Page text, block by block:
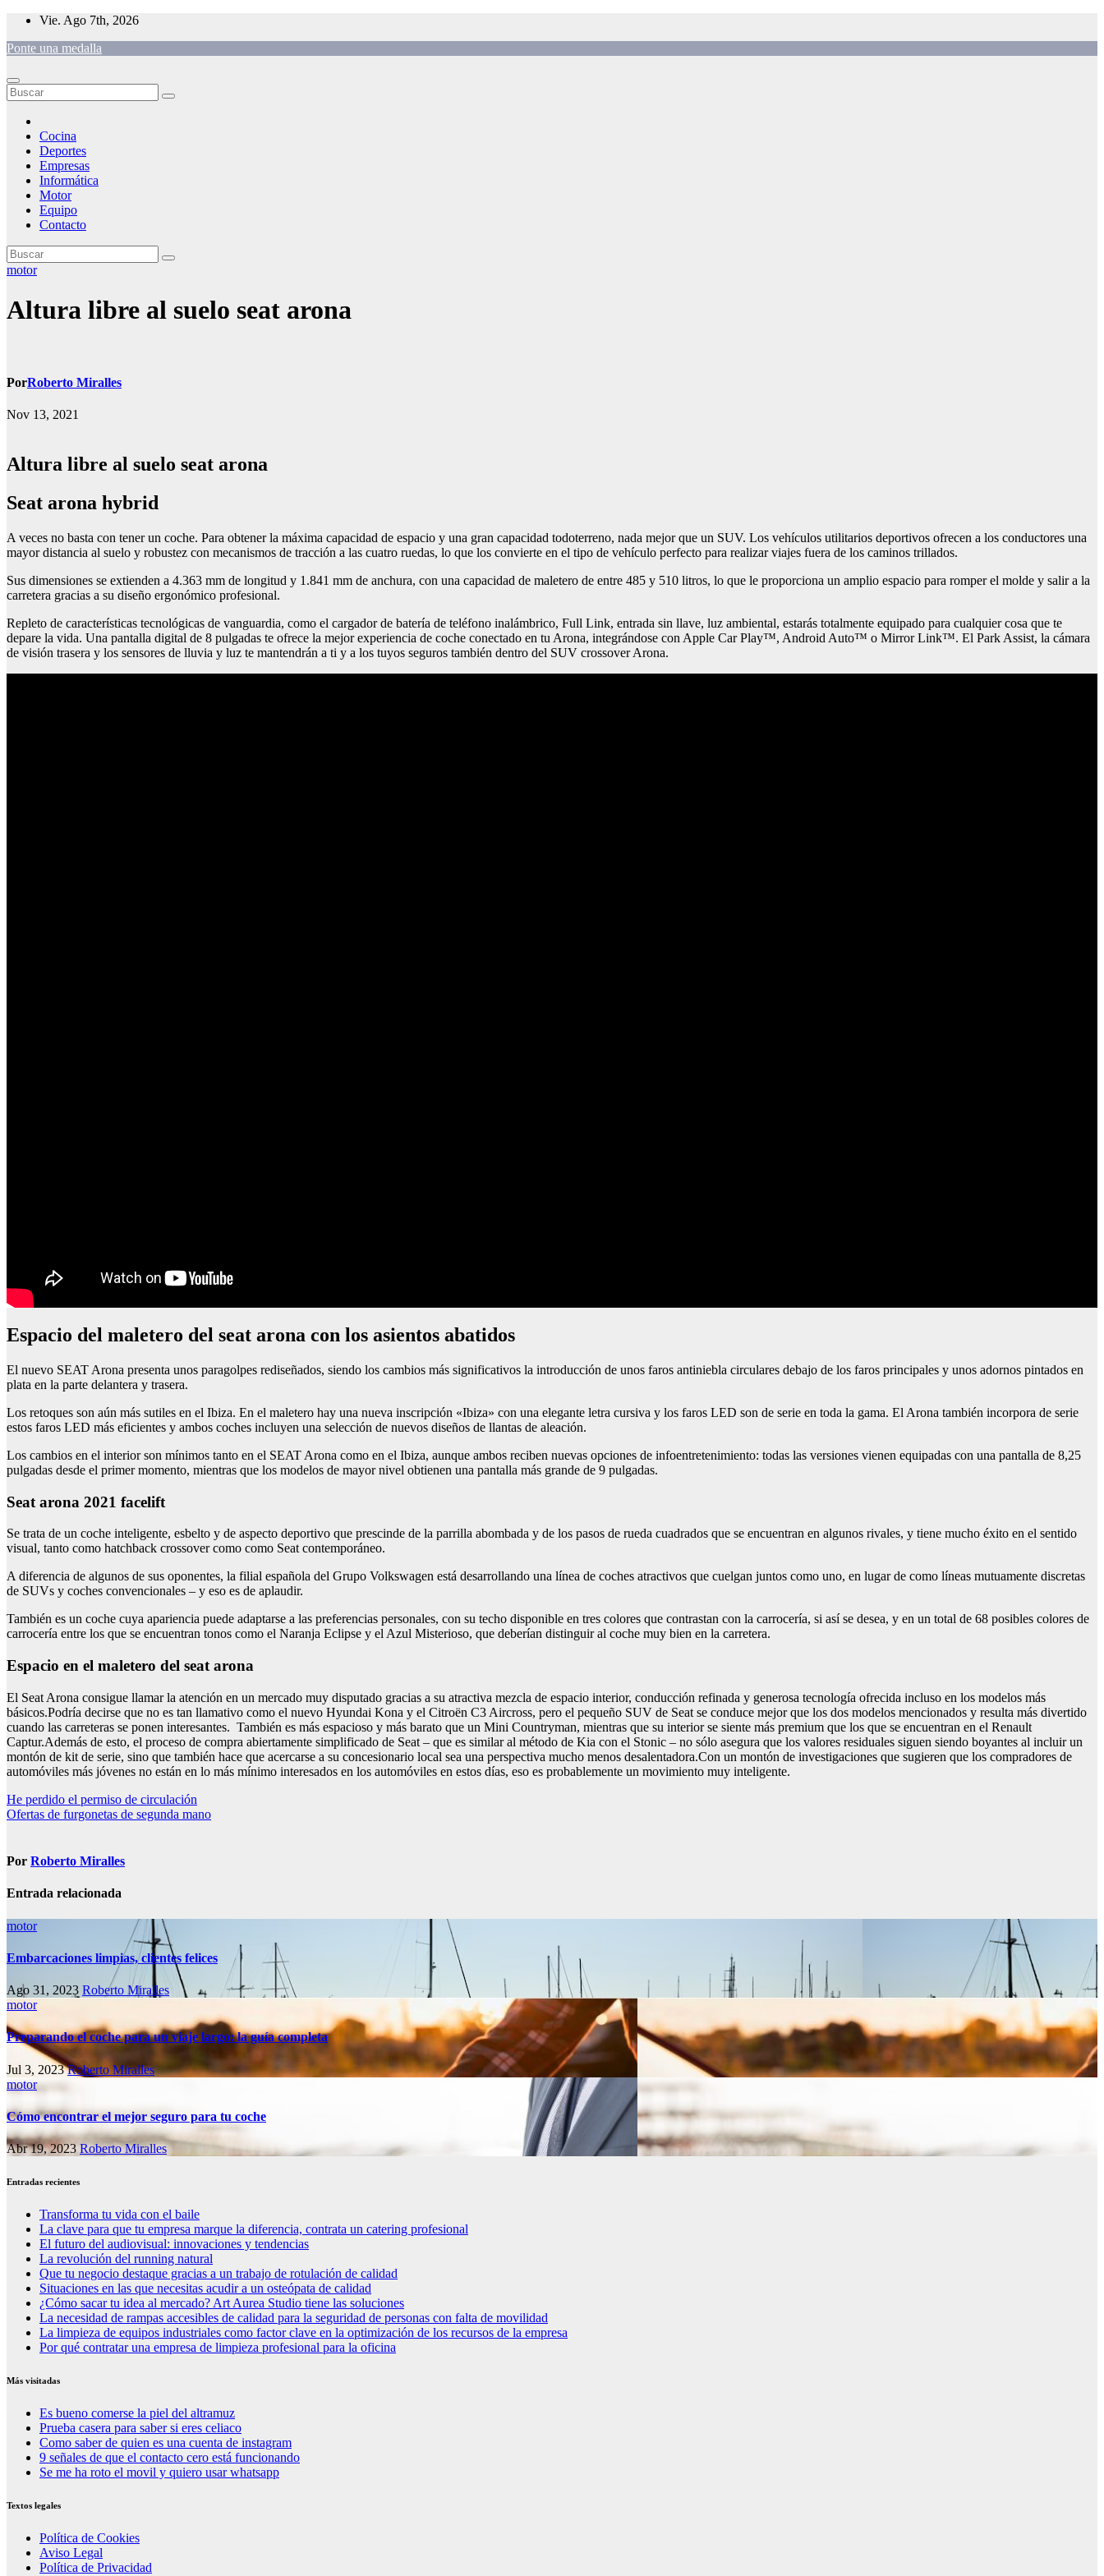
Saltar
contenido
Vie. Ago 7th, 2026
Ponte una medalla
Cocina
Deportes
Empresas
Informática
Motor
Equipo
Contacto
motor
Altura libre al suelo seat arona
PorRoberto Miralles
Nov 13, 2021
Altura libre al suelo seat arona
seat arona hybrid
A veces no basta con tener un coche. Para obtener la máxima capacidad de espacio y una gran capacidad todoterreno, nada mejor que un SUV. Los vehículos utilitarios deportivos ofrecen a los conductores una
mayor distancia al suelo y robustez con mecanismos de tracción a las cuatro ruedas, lo que los convierte en el tipo de vehículo perfecto para realizar viajes fuera de los caminos trillados.
Sus dimensiones se extienden a 4.363 mm de longitud y 1.841 mm de anchura, con una capacidad de maletero de entre 485 y 510 litros, lo que le proporciona un amplio espacio para romper el molde y salir a la
carretera gracias a su diseño ergonómico profesional.
Repleto de características tecnológicas de vanguardia, como el cargador de batería de teléfono inalámbrico, Full Link, entrada sin llave, luz ambiental, estarás totalmente equipado para cualquier cosa que te
depare la vida. Una pantalla digital de 8 pulgadas te ofrece la mejor experiencia de coche conectado en tu Arona, integrándose con Apple Car Play™, Android Auto™ o Mirror Link™. El Park Assist, la cámara
de visión trasera y los sensores de lluvia y luz te mantendrán a ti y a los tuyos seguros también dentro del SUV crossover Arona.
espacio del maletero del seat arona con los asientos abatidos
El nuevo SEAT Arona presenta unos paragolpes rediseñados, siendo los cambios más significativos la introducción de unos faros antiniebla circulares debajo de los faros principales y unos adornos pintados en
plata en la parte delantera y trasera.
Los retoques son aún más sutiles en el Ibiza. En el maletero hay una nueva inscripción «Ibiza» con una elegante letra cursiva y los faros LED son de serie en toda la gama. El Arona también incorpora de serie
estos faros LED más eficientes y ambos coches incluyen una selección de nuevos diseños de llantas de aleación.
Los cambios en el interior son mínimos tanto en el SEAT Arona como en el Ibiza, aunque ambos reciben nuevas opciones de infoentretenimiento: todas las versiones vienen equipadas con una pantalla de 8,25
pulgadas desde el primer momento, mientras que los modelos de mayor nivel obtienen una pantalla más grande de 9 pulgadas.
seat arona 2021 facelift
Se trata de un coche inteligente, esbelto y de aspecto deportivo que prescinde de la parrilla abombada y de los pasos de rueda cuadrados que se encuentran en algunos rivales, y tiene mucho éxito en el sentido
visual, tanto como hatchback crossover como como Seat contemporáneo.
A diferencia de algunos de sus oponentes, la filial española del Grupo Volkswagen está desarrollando una línea de coches atractivos que cuelgan juntos como uno, en lugar de como líneas mutuamente discretas
de SUVs y coches convencionales – y eso es de aplaudir.
También es un coche cuya apariencia puede adaptarse a las preferencias personales, con su techo disponible en tres colores que contrastan con la carrocería, si así se desea, y en un total de 68 posibles colores de
carrocería entre los que se encuentran tonos como el Naranja Eclipse y el Azul Misterioso, que deberían distinguir al coche muy bien en la carretera.
espacio en el maletero del seat arona
El Seat Arona consigue llamar la atención en un mercado muy disputado gracias a su atractiva mezcla de espacio interior, conducción refinada y generosa tecnología ofrecida incluso en los modelos más
básicos.Podría decirse que no es tan llamativo como el nuevo Hyundai Kona y el Citroën C3 Aircross, pero el pequeño SUV de Seat se conduce mejor que los dos modelos mencionados y resulta más divertido
cuando las carreteras se ponen interesantes. También es más espacioso y más barato que un Mini Countryman, mientras que su interior se siente más premium que los que se encuentran en el Renault
Captur.Además de esto, el proceso de compra abiertamente simplificado de Seat – que es similar al método de Kia con el Stonic – no sólo asegura que los valores residuales siguen siendo boyantes al incluir un
montón de kit de serie, sino que también hace que acercarse a su concesionario local sea una perspectiva mucho menos desalentadora.Con un montón de investigaciones que sugieren que los compradores de
automóviles más jóvenes no están en lo más mínimo interesados en los automóviles en estos días, eso es probablemente un movimiento muy inteligente.
Navegación
de
He perdido el permiso de circulación
Ofertas de furgonetas de segunda mano
Por Roberto Miralles
Entrada relacionada
motor
Embarcaciones limpias, clientes felices
Ago 31, 2023 Roberto Miralles
motor
Preparando el coche para un viaje largo: la guía completa
Jul 3, 2023Roberto Miralles
motor
Cómo encontrar el mejor seguro para tu coche
Abr 19, 2023Roberto Miralles
Entradas recientes
Transforma tu vida con el baile
La clave para que tu empresa marque la diferencia, contrata un catering profesional
El futuro del audiovisual: innovaciones y tendencias
La revolución del running natural
Que tu negocio destaque gracias a un trabajo de rotulación de calidad
Situaciones en las que necesitas acudir a un osteópata de calidad
¿Cómo sacar tu idea al mercado? Art Aurea Studio tiene las soluciones
La necesidad de rampas accesibles de calidad para la seguridad de personas con falta de movilidad
La limpieza de equipos industriales como factor clave en la optimización de los recursos de la empresa
Por qué contratar una empresa de limpieza profesional para la oficina
Más visitadas
Es bueno comerse la piel del altramuz
Prueba casera para saber si eres celiaco
Como saber de quien es una cuenta de instagram
9 señales de que el contacto cero está funcionando
Se me ha roto el movil y quiero usar whatsapp
Textos legales
Política de Cookies
Aviso Legal
Política de Privacidad